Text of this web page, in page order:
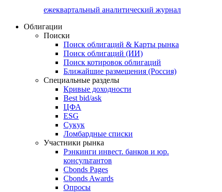
ежеквартальный аналитический журнал
Облигации
Поиски
Поиск облигаций & Карты рынка
Поиск облигаций (ИИ)
Поиск котировок облигаций
Ближайшие размещения (Россия)
Специальные разделы
Кривые доходности
Best bid/ask
ЦФА
ESG
Сукук
Ломбардные списки
Участники рынка
Рэнкинги инвест. банков и юр.
консультантов
Cbonds Pages
Cbonds Awards
Опросы